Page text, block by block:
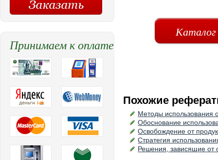
Похожие
Методы использования
Обоснование
Освобождение от
Стратегия
Решения, зависящие от
Принимаем к оплате